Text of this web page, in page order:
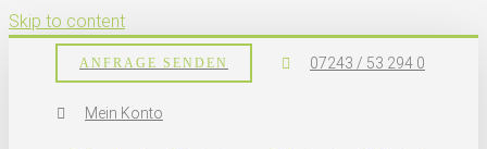
Skip to content
ANFRAGE SENDEN 07243 / 53 294 0
Mein Konto